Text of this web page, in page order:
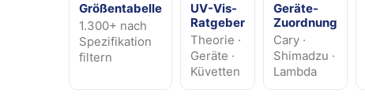
Größentabelle
1.300+ nach
Spezifikation
filtern
UV-Vis-
Ratgeber
Theorie ·
Geräte ·
Küvetten
Geräte-
Zuordnung
Cary ·
Shimadzu ·
Lambda